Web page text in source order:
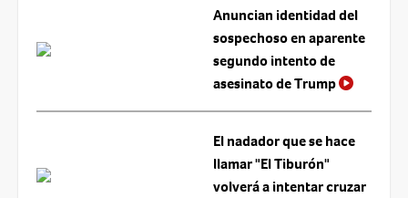
Anuncian identidad del
sospechoso en aparente
segundo intento de
asesinato de Trump
El nadador que se hace
llamar "El Tiburón"
volverá a intentar cruzar